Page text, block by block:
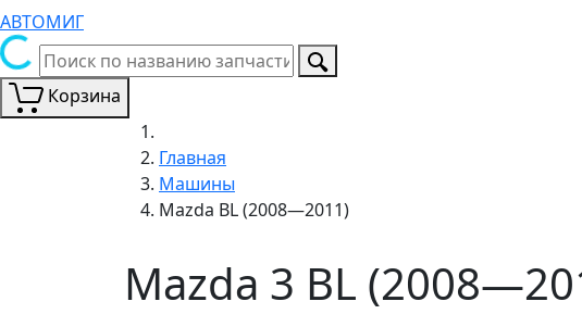
АВТОМИГ
Корзина
Главная
Машины
Mazda BL (2008—2011)
Mazda 3 BL